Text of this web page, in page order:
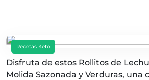
Recetas Keto
Disfruta de estos Rollitos de
Molida Sazonada y Verduras, una